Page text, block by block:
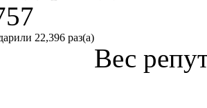
22,396 раз(а)
Вес